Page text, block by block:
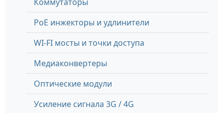
PoE инжекторы и удлинители
WI-FI мосты и точки доступа
Медиаконвертеры
Оптические модули
Усиление сигнала 3G / 4G